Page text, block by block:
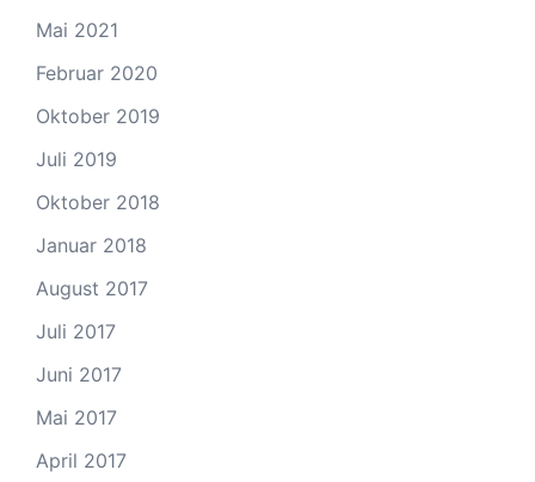
Mai 2021
Februar 2020
Oktober 2019
Juli 2019
Oktober 2018
Januar 2018
August 2017
Juli 2017
Juni 2017
Mai 2017
April 2017